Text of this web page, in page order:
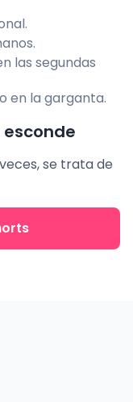
las segundas
en la garganta.
se trata de